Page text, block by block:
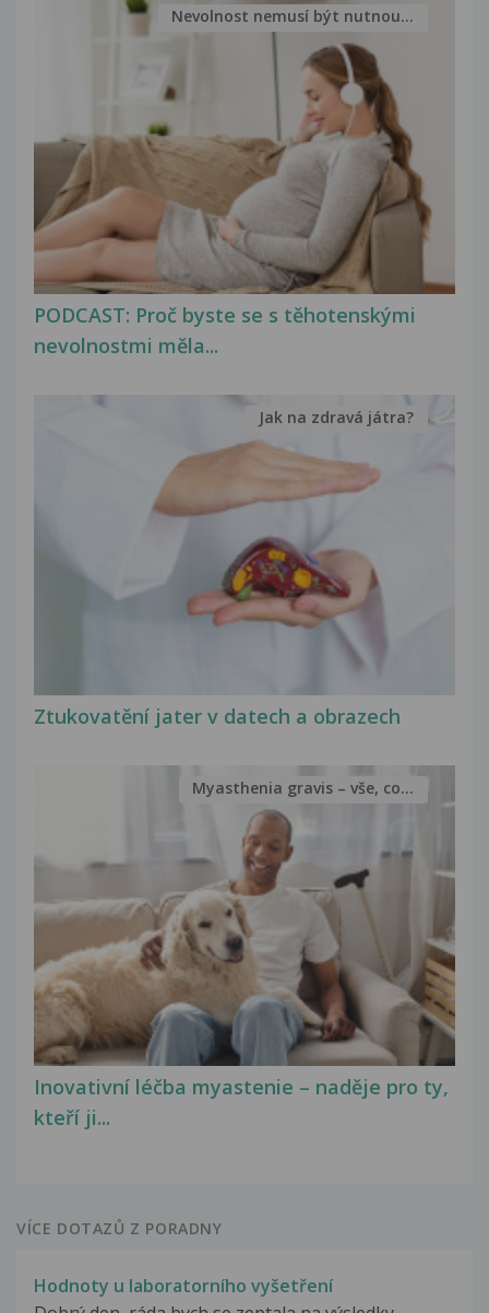
PODCAST: Proč byste se s těhotenskými
nevolnostmi měla...
Nevolnost nemusí být nutnou...
Ztukovatění jater v datech a obrazech
Jak na zdravá játra?
Inovativní léčba myastenie – naděje pro ty,
kteří ji...
Myasthenia gravis – vše, co...
VÍCE DOTAZŮ Z PORADNY
Hodnoty u laboratorního vyšetření